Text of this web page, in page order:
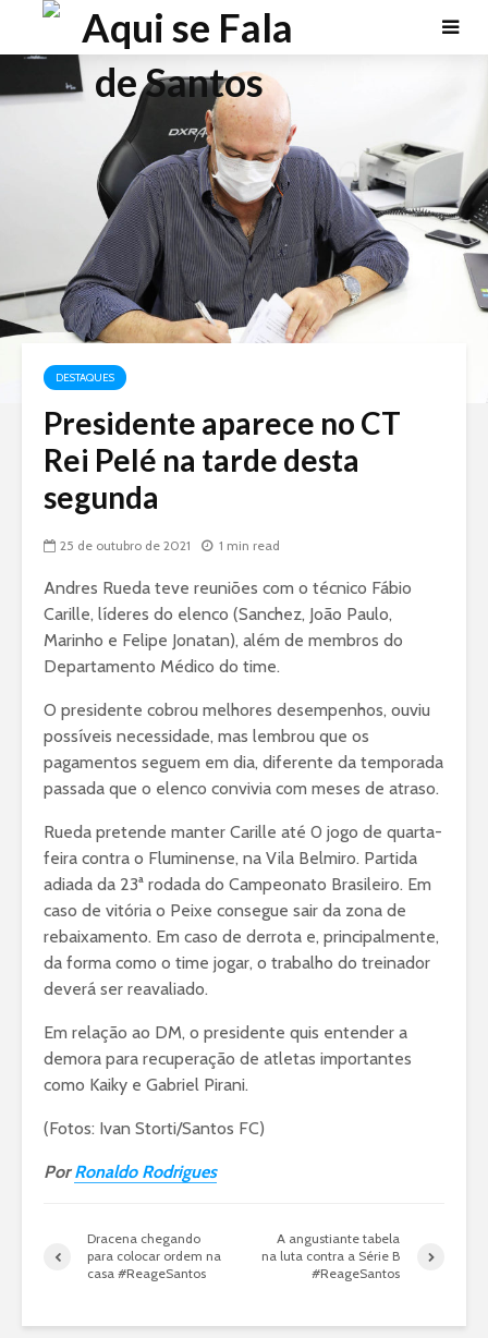
DESTAQUES
Presidente aparece no CT
Rei Pelé na tarde desta
segunda
25 de outubro de 2021 1 min read
Andres Rueda teve reuniões com o técnico Fábio
Carille, líderes do elenco (Sanchez, João Paulo,
Marinho e Felipe Jonatan), além de membros do
Departamento Médico do time.
O presidente cobrou melhores desempenhos, ouviu
possíveis necessidade, mas lembrou que os
pagamentos seguem em dia, diferente da temporada
passada que o elenco convivia com meses de atraso.
Rueda pretende manter Carille até 0 jogo de quarta-
feira contra o Fluminense, na Vila Belmiro. Partida
adiada da 23ª rodada do Campeonato Brasileiro. Em
caso de vitória o Peixe consegue sair da zona de
rebaixamento. Em caso de derrota e, principalmente,
da forma como o time jogar, o trabalho do treinador
deverá ser reavaliado.
Em relação ao DM, o presidente quis entender a
demora para recuperação de atletas importantes
como Kaiky e Gabriel Pirani.
(Fotos: Ivan Storti/Santos FC)
PorRonaldo Rodrigues
Dracena chegando
para colocar ordem na
casa #ReageSantos
A angustiante tabela
na luta contra a Série B
#ReageSantos